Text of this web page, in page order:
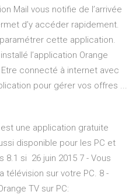
Mail vous notifie de l’arrivée
d’y accéder rapidement.
cette application.
l’application Orange
connecté à internet avec
pour gérer vos offres ...
une application gratuite
disponible pour les PC et
si 26 juin 2015 7 - Vous
télévision sur votre PC. 8 -
TV sur PC: